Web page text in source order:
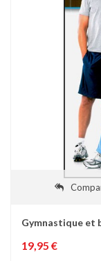
Gymnastique et
19,95 €